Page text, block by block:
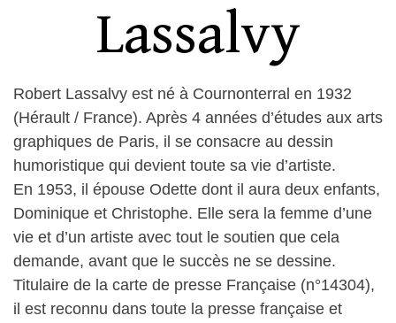
Lassalvy
Robert Lassalvy est né à Cournonterral en 1932
(Hérault / France). Après 4 années d’études aux arts
graphiques de Paris, il se consacre au dessin
humoristique qui devient toute sa vie d’artiste.
En 1953, il épouse Odette dont il aura deux enfants,
Dominique et Christophe. Elle sera la femme d’une
vie et d’un artiste avec tout le soutien que cela
demande, avant que le succès ne se dessine.
Titulaire de la carte de presse Française (n°14304),
il est reconnu dans toute la presse française et